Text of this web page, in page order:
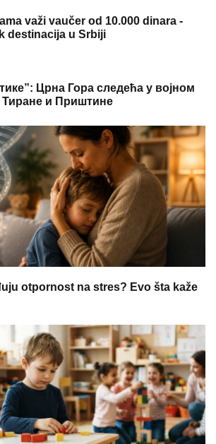
važi vaučer od 10.000 dinara -
destinacija u Srbiji
Црна Гора следећа у војном
Тиране и Приштине
otpornost na stres? Evo šta kaže